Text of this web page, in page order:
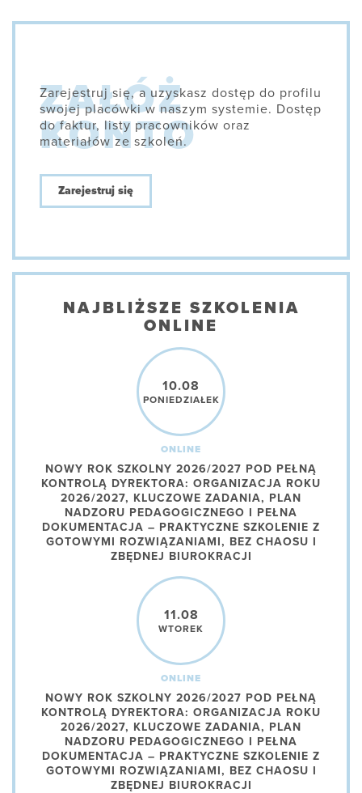
Zarejestruj się, a uzyskasz dostęp do profilu
swojej placówki w naszym systemie. Dostęp
do faktur, listy pracowników oraz
materiałów ze szkoleń.
Zarejestruj się
NAJBLIŻSZE SZKOLENIA
ONLINE
10.08
PONIEDZIAŁEK
ONLINE
NOWY ROK SZKOLNY 2026/2027 POD PEŁNĄ
KONTROLĄ DYREKTORA: ORGANIZACJA ROKU
2026/2027, KLUCZOWE ZADANIA, PLAN
NADZORU PEDAGOGICZNEGO I PEŁNA
DOKUMENTACJA – PRAKTYCZNE SZKOLENIE Z
GOTOWYMI ROZWIĄZANIAMI, BEZ CHAOSU I
ZBĘDNEJ BIUROKRACJI
11.08
WTOREK
ONLINE
NOWY ROK SZKOLNY 2026/2027 POD PEŁNĄ
KONTROLĄ DYREKTORA: ORGANIZACJA ROKU
2026/2027, KLUCZOWE ZADANIA, PLAN
NADZORU PEDAGOGICZNEGO I PEŁNA
DOKUMENTACJA – PRAKTYCZNE SZKOLENIE Z
GOTOWYMI ROZWIĄZANIAMI, BEZ CHAOSU I
ZBĘDNEJ BIUROKRACJI